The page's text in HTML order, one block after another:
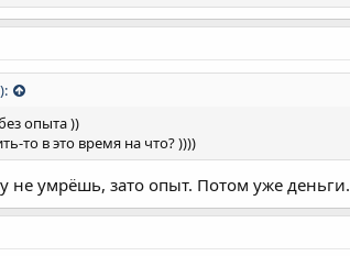
опыта ))
то в это время на что? ))))
не умрёшь, зато опыт. Потом уже деньги.